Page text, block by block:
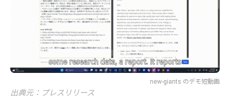
new-giants のデモ短動画
出典元：プレスリリース